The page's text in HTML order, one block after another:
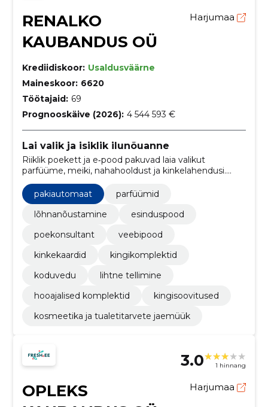
RENALKO
KAUBANDUS OÜ
Harjumaa
Krediidiskoor: Usaldusväärne
Maineskoor: 6620
Töötajaid: 69
Prognooskäive (2026): 4 544 593 €
Lai valik ja isiklik ilunõuanne
Riiklik poekett ja e‑pood pakuvad laia valikut
parfüüme, meiki, nahahooldust ja kinkelahendusi.
Pakume isiklikku nõustamist, lojaalsussoodustusi ning
mugavat tarne- ja ostukogemust.
pakiautomaat
parfüümid
lõhnanõustamine
esinduspood
poekonsultant
veebipood
kinkekaardid
kingikomplektid
koduvedu
lihtne tellimine
hooajalised komplektid
kingisoovitused
kosmeetika ja tualetitarvete jaemüük
3.0 1 hinnang
OPLEKS
Harjumaa